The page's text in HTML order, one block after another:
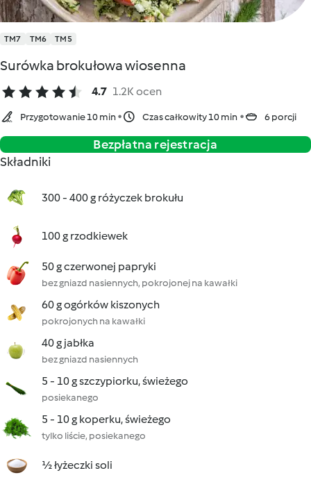
TM7 TM6 TM5
Surówka brokułowa wiosenna
4.7 1.2K ocen
Przygotowanie 10 min Czas całkowity 10 min 6 porcji
Bezpłatna rejestracja
Składniki
300 - 400 g różyczek brokułu
100 g rzodkiewek
50 g czerwonej papryki
bez gniazd nasiennych, pokrojonej na kawałki
60 g ogórków kiszonych
pokrojonych na kawałki
40 g jabłka
bez gniazd nasiennych
5 - 10 g szczypiorku, świeżego
posiekanego
5 - 10 g koperku, świeżego
tylko liście, posiekanego
½ łyżeczki soli